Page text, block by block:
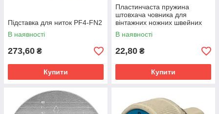
Підставка для ниток PF4-FN2
В наявності
273,60 ₴
Купити
Пластинчаста пружина
штовхача човника для
вінтажних ножних швейних
машин (Подольськ, Singer) —
купити в Миколаєві
В наявності
22,80 ₴
Купити